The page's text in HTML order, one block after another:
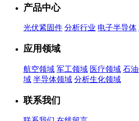
产品中心
光伏紧固件 分析行业 电子半导体
应用领域
航空领域 军工领域 医疗领域 石
域 半导体领域 分析生化领域
联系我们